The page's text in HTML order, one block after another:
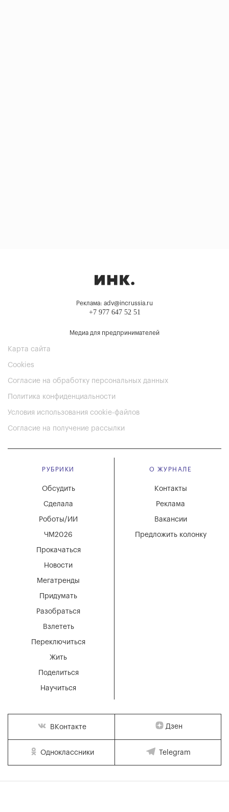
Реклама: adv@incrussia.ru
+7 977 647 52 51
Медиа для предпринимателей
Карта сайта
Cookies
Согласие на обработку персональных данных
Политика конфиденциальности
Условия использования cookie-файлов
Согласие на получение рассылки
РУБРИКИ
Мегатренды
Придумать
Разобраться
Взлететь
Новости
Переключиться
Жить
Поделиться
Научиться
Обсудить
Сделала
Роботы/ИИ
ЧМ2026
Прокачаться
О ЖУРНАЛЕ
Вакансии
Реклама
Контакты
Предложить колонку
ВКонтакте Дзен
Одноклассники Telegram